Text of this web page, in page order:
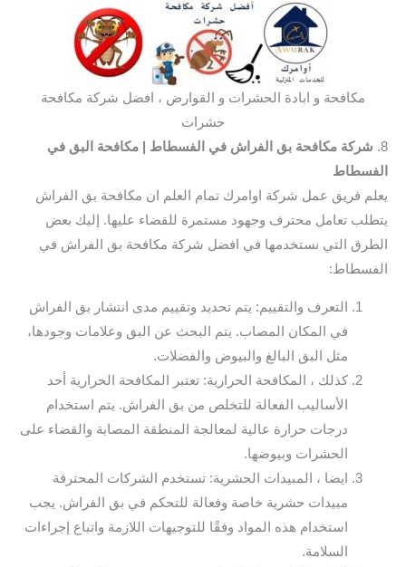
مكافحة و ابادة الحشرات و القوارض ، افضل شركة مكافحة
حشرات
8. شركة مكافحة بق الفراش في الفسطاط
| مكافحة البق في
الفسطاط
يعلم فريق عمل شركة اوامرك تمام العلم ان مكافحة بق الفراش
يتطلب تعامل محترف وجهود مستمرة للقضاء عليها. إليك بعض
الطرق التي نستخدمها في افضل شركة مكافحة بق الفراش في
الفسطاط:
التعرف والتقييم: يتم تحديد وتقييم مدى انتشار بق الفراش
في المكان المصاب. يتم البحث عن البق وعلامات وجودها،
مثل البق البالغ والبيوض والفضلات.
كذلك ، المكافحة الحرارية: تعتبر المكافحة الحرارية أحد
الأساليب الفعالة للتخلص من بق الفراش. يتم استخدام
درجات حرارة عالية لمعالجة المنطقة المصابة والقضاء على
الحشرات وبيوضها.
ايضا ، المبيدات الحشرية: تستخدم الشركات المحترفة
مبيدات حشرية خاصة وفعالة للتحكم في بق الفراش. يجب
استخدام هذه المواد وفقًا للتوجيهات اللازمة واتباع إجراءات
السلامة.